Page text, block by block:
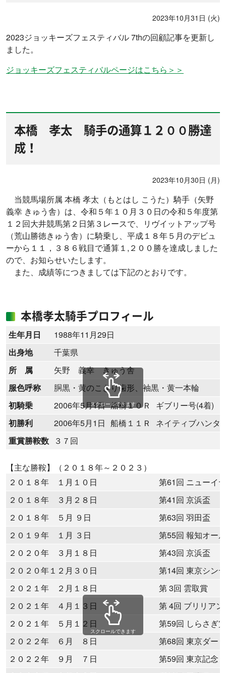
2023年10月31日 (火)
2023ジョッキーズフェスティバル 7thの回顧記事を更新し
ました。
ジョッキーズフェスティバルページはこちら＞＞
本橋 孝太 騎手の通算１２００勝達
成！
2023年10月30日 (月)
当競馬場所属 本橋 孝太（もとはし こうた）騎手（矢野
義幸 きゅう舎）は、令和５年１０月３０日の令和５年度第
１２回大井競馬第２日第３レースで、リヴイットアップ号
（荒山勝徳きゅう舎）に騎乗し、平成１８年５月のデビュ
ーから１１，３８６戦目で通算１,２００勝を達成しました
ので、お知らせいたします。
また、成績等につきましては下記のとおりです。
本橋孝太騎手プロフィール
生年月日
1988年11月29日
出身地
千葉県
所 属
矢野 義幸 きゅう舎
服色呼称
胴黒・黄のこぎり歯形、袖黒・黄一本輪
初騎乗
2006年5月1日 船橋１０Ｒ
ギブリー号(4着)
初勝利
2006年5月1日 船橋１１Ｒ
ネイティブハンタ
重賞勝鞍数
３７回
スクロールできます
【主な勝鞍】（２０１８年～２０２３）
２０１８年 １月１０日
第61回 ニューイ
２０１８年 ３月２８日
第41回 京浜盃
２０１８年 ５月 ９日
第63回 羽田盃
２０１９年 １月 ３日
第55回 報知オー
２０２０年 ３月１８日
第43回 京浜盃
２０２０年１２月３０日
第14回 東京シン
２０２１年 ２月１８日
第 3回 雲取賞
２０２１年 ４月１３日
第 4回 ブリリア
２０２１年 ５月１２日
第59回 しらさぎ賞
２０２２年 ６月 ８日
第68回 東京ダー
２０２２年 ９月 ７日
第59回 東京記念
スクロールできます